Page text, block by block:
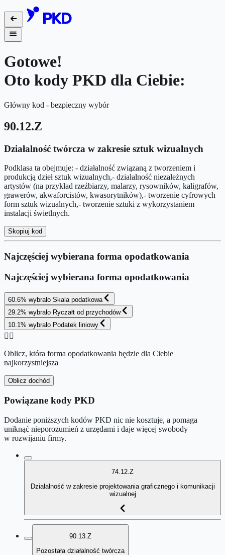
Gotowe!
Oto kody PKD dla Ciebie:
Główny kod - bezpieczny wybór
90.12.Z
Działalność twórcza w zakresie sztuk wizualnych
Podklasa ta obejmuje: - działalność związaną z tworzeniem i
produkcją dzieł sztuk wizualnych,- działalność niezależnych
artystów (na przykład rzeźbiarzy, malarzy, rysowników, kaligrafów,
grawerów, akwaforcistów, kwasorytników),- tworzenie cyfrowych
form sztuk wizualnych,- tworzenie sztuki z wykorzystaniem
instalacji świetlnych.
Skopiuj kod
Najczęściej wybierana forma opodatkowania
Najczęściej wybierana forma opodatkowania
60.6% wybrało Skala podatkowa
29.2% wybrało Ryczałt od przychodów
10.1% wybrało Podatek liniowy
👉🏻
Oblicz, która forma opodatkowania będzie dla Ciebie
najkorzystniejsza
Oblicz dochód
Powiązane kody PKD
Dodanie poniższych kodów PKD nic nie kosztuje, a pomaga
uniknąć nieporozumień z urzędami i daje więcej swobody
w rozwijaniu firmy.
74.12.Z
Działalność w zakresie projektowania graficznego i komunikacji
wizualnej
90.13.Z
Pozostała działalność twórcza